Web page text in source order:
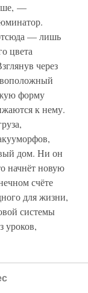
—
— лишь
цвета
через
форму
к нему.
дом. Ни он
начнёт новую
счёте
для жизни,
системы
уроков,